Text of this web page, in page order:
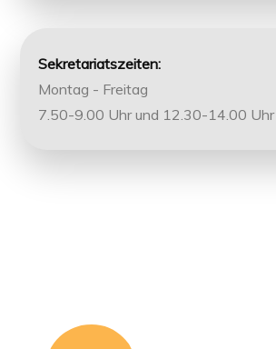
Sekretariatszeiten:
Montag - Freitag
7.50-9.00 Uhr und 12.30-14.00 Uhr